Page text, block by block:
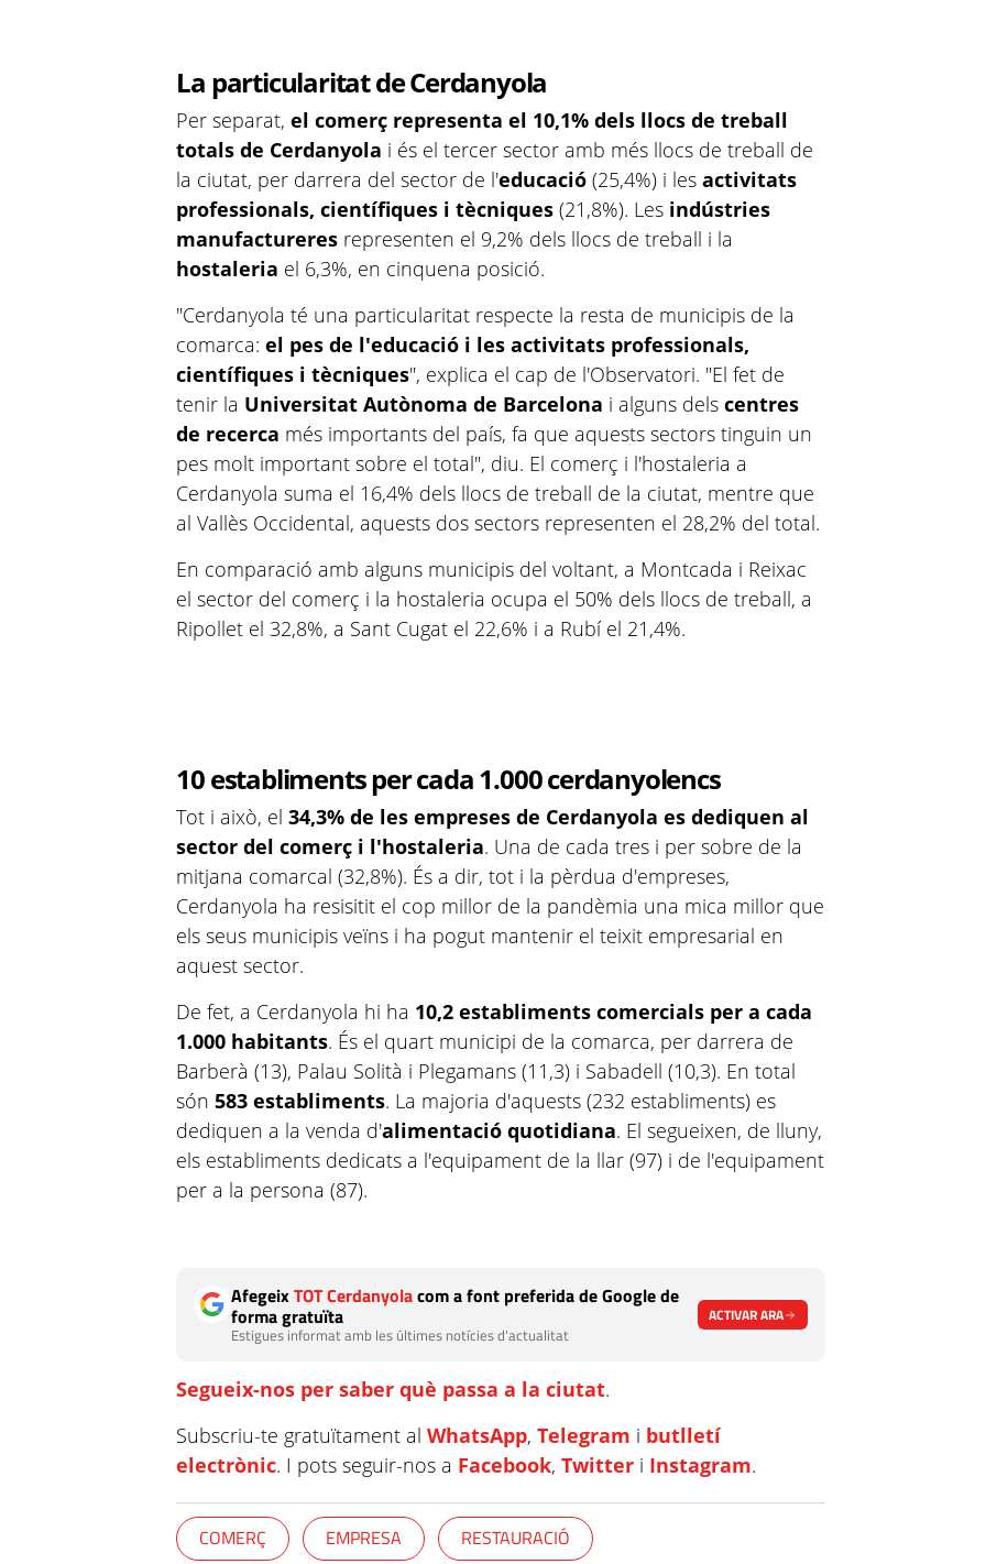
La particularitat de Cerdanyola
Per separat, el comerç representa el 10,1% dels llocs de treball
totals de Cerdanyola i és el tercer sector amb més llocs de treball de
la ciutat, per darrera del sector de l'educació (25,4%) i lesactivitats
professionals, científiques i tècniques (21,8%). Les indústries
manufactureres representen el 9,2% dels llocs de treball i la
hostaleria el 6,3%, en cinquena posició.
"Cerdanyola té una particularitat respecte la resta de municipis de la
comarca:el pes de l'educació i les activitats professionals,
científiques i tècniques", explica el cap de l'Observatori. "El fet de
tenir la Universitat Autònoma de Barcelona i alguns delscentres
de recerca més importants del país, fa que aquests sectors tinguin un
pes molt important sobre el total", diu. El comerç i l'hostaleria a
Cerdanyola suma el 16,4% dels llocs de treball de la ciutat, mentre que
al Vallès Occidental, aquests dos sectors representen el 28,2% del total.
En comparació amb alguns municipis del voltant, a Montcada i Reixac
el sector del comerç i la hostaleria ocupa el 50% dels llocs de treball, a
Ripollet el 32,8%, a Sant Cugat el 22,6% i a Rubí el 21,4%.
10 establiments per cada 1.000 cerdanyolencs
Tot i això, el34,3% de les empreses de Cerdanyola es dediquen al
sector del comerç i l'hostaleria. Una de cada tres i per sobre de la
mitjana comarcal (32,8%). És a dir, tot i la pèrdua d'empreses,
Cerdanyola ha resisitit el cop millor de la pandèmia una mica millor que
els seus municipis veïns i ha pogut mantenir el teixit empresarial en
aquest sector.
De fet, a Cerdanyola hi ha 10,2 establiments comercials per a cada
1.000 habitants. És el quart municipi de la comarca, per darrera de
Barberà (13), Palau Solità i Plegamans (11,3) i Sabadell (10,3). En total
són583 establiments. La majoria d'aquests (232 establiments) es
dediquen a la venda d'alimentació quotidiana. El segueixen, de lluny,
els establiments dedicats a l'equipament de la llar (97) i de l'equipament
per a la persona (87).
AfegeixTOT Cerdanyolacom a font preferida de Google de
forma gratuïta
Estigues informat amb les últimes notícies d'actualitat
ACTIVAR ARA
Segueix-nos per saber què passa a la ciutat.
Subscriu-te gratuïtament alWhatsApp,Telegram i butlletí
electrònic. I pots seguir-nos a Facebook,Twitter i Instagram.
COMERÇ EMPRESA RESTAURACIÓ